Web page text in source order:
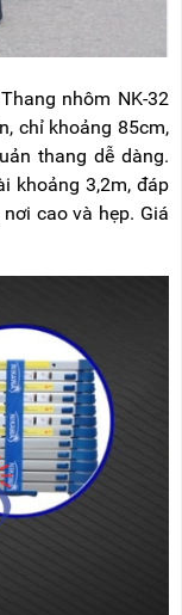
Thang nhôm NK-32
chỉ khoảng 85cm,
thang dễ dàng.
khoảng 3,2m, đáp
cao và hẹp. Giá